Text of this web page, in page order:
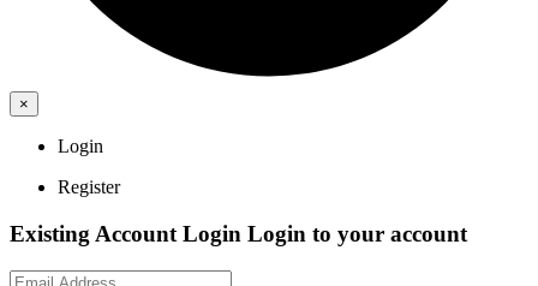
×
Login
Register
Existing Account Login Login to your account